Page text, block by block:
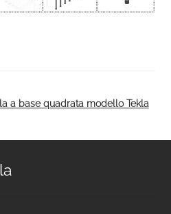
a base quadrata modello Tekla